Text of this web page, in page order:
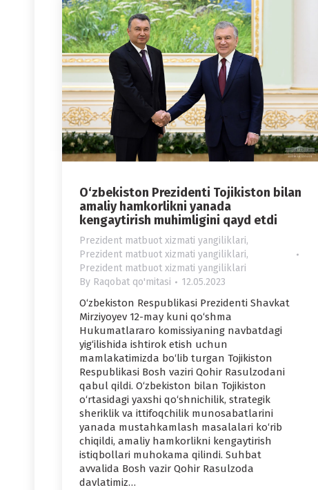
O‘zbekiston Prezidenti Tojikiston bilan
amaliy hamkorlikni yanada
kengaytirish muhimligini qayd etdi
Prezident matbuot xizmati yangiliklari,
Prezident matbuot xizmati yangiliklari,
Prezident matbuot xizmati yangiliklari
By Raqobat qo'mitasi 12.05.2023
O‘zbekiston Respublikasi Prezidenti Shavkat
Mirziyoyev 12-may kuni qo‘shma
Hukumatlararo komissiyaning navbatdagi
yig‘ilishida ishtirok etish uchun
mamlakatimizda bo‘lib turgan Tojikiston
Respublikasi Bosh vaziri Qohir Rasulzodani
qabul qildi. O‘zbekiston bilan Tojikiston
o‘rtasidagi yaxshi qo‘shnichilik, strategik
sheriklik va ittifoqchilik munosabatlarini
yanada mustahkamlash masalalari ko‘rib
chiqildi, amaliy hamkorlikni kengaytirish
istiqbollari muhokama qilindi. Suhbat
avvalida Bosh vazir Qohir Rasulzoda
davlatimiz…